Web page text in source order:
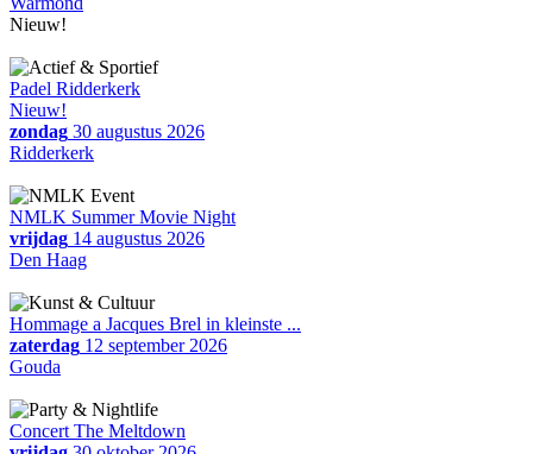
Nieuw!
Padel Ridderkerk
Nieuw!
zondag 30 augustus 2026
Ridderkerk
NMLK Summer Movie Night
vrijdag 14 augustus 2026
Den Haag
Hommage a Jacques Brel in kleinste ...
zaterdag 12 september 2026
Gouda
Concert The Meltdown